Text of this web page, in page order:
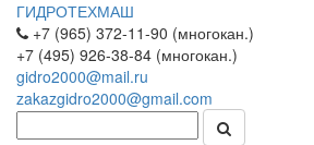
ГИДРОТЕХМАШ
+7 (965) 372-11-90 (многокан.)
+7 (495) 926-38-84 (многокан.)
gidro2000@mail.ru
zakazgidro2000@gmail.com